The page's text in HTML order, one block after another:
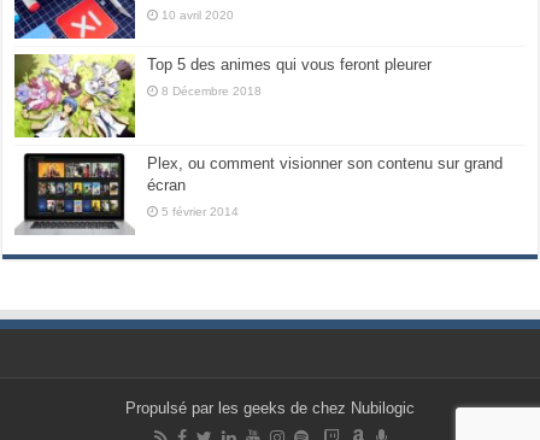
10 avril 2020
Top 5 des animes qui vous feront pleurer
8 Décembre 2018
Plex, ou comment visionner son contenu sur grand
écran
5 février 2014
Propulsé par les geeks de chez Nubilogic